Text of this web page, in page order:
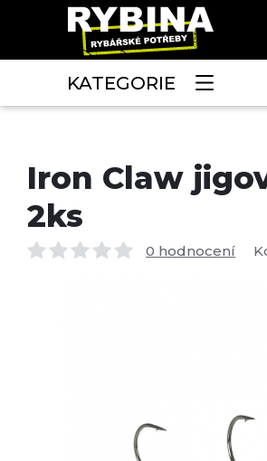
KATEGORIE
Iron Claw
2ks
0 hodnocení